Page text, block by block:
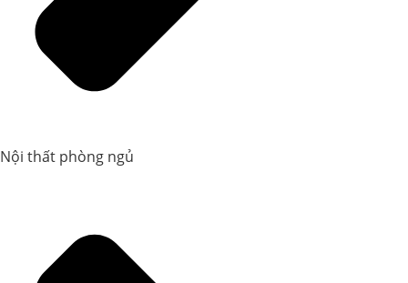
Nội thất phòng ngủ